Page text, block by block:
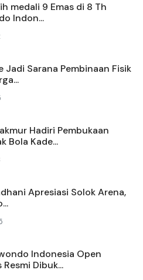
medali 9 Emas di 8 Th
Indon...
Jadi Sarana Pembinaan Fisik
Hadiri Pembukaan
Bola Kade...
Apresiasi Solok Arena,
Indonesia Open
Dibuk...